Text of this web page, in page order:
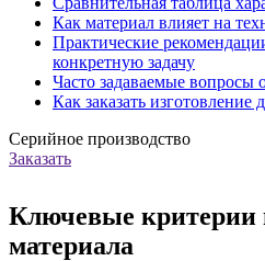
Как материал влияет на
Практические
конкретную задачу
Часто задаваемые вопросы
Как заказать изготовление
Серийное производство
Заказать
Ключевые критерии
материала